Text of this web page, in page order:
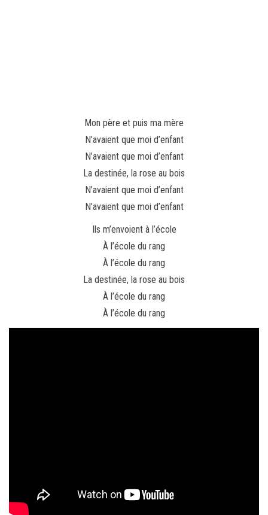
Mon père et puis ma mère
N’avaient que moi d’enfant
N’avaient que moi d’enfant
La destinée, la rose au bois
N’avaient que moi d’enfant
N’avaient que moi d’enfant
Ils m’envoient à l’école
À l’école du rang
À l’école du rang
La destinée, la rose au bois
À l’école du rang
À l’école du rang